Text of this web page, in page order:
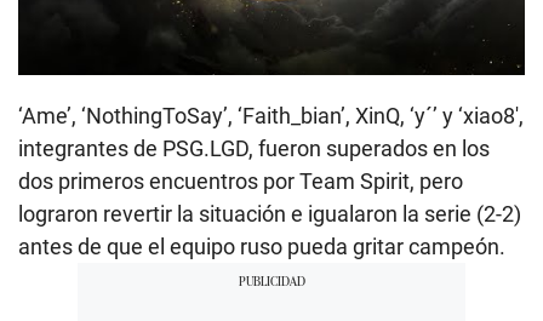
‘Ame’, ‘NothingToSay’, ‘Faith_bian’, XinQ, ‘y´’ y ‘xiao8′,
integrantes de PSG.LGD, fueron superados en los
dos primeros encuentros por Team Spirit, pero
lograron revertir la situación e igualaron la serie (2-2)
antes de que el equipo ruso pueda gritar campeón.